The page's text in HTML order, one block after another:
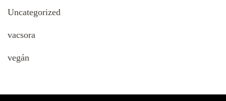
Uncategorized
vacsora
vegán